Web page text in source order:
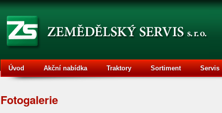
Úvod Akční nabídka Traktory Sortiment Servis
Fotogalerie